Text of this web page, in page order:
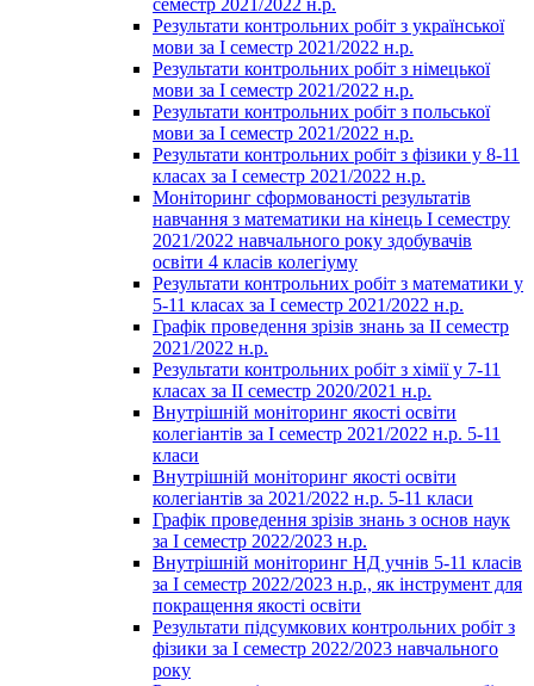
Результати контрольних робіт з української
мови за І семестр 2021/2022 н.р.
Результати контрольних робіт з німецької
мови за І семестр 2021/2022 н.р.
Результати контрольних робіт з польської
мови за І семестр 2021/2022 н.р.
Результати контрольних робіт з фізики у 8-11
класах за І семестр 2021/2022 н.р.
Моніторинг сформованості результатів
навчання з математики на кінець І семестру
2021/2022 навчального року здобувачів
освіти 4 класів колегіуму
Результати контрольних робіт з математики у
5-11 класах за І семестр 2021/2022 н.р.
Графік проведення зрізів знань за ІІ семестр
2021/2022 н.р.
Результати контрольних робіт з хімії у 7-11
класах за ІІ семестр 2020/2021 н.р.
Внутрішній моніторинг якості освіти
колегіантів за І семестр 2021/2022 н.р. 5-11
класи
Внутрішній моніторинг якості освіти
колегіантів за 2021/2022 н.р. 5-11 класи
Графік проведення зрізів знань з основ наук
за І семестр 2022/2023 н.р.
Внутрішній моніторинг НД учнів 5-11 класів
за І семестр 2022/2023 н.р., як інструмент для
покращення якості освіти
Результати підсумкових контрольних робіт з
фізики за І семестр 2022/2023 навчального
року